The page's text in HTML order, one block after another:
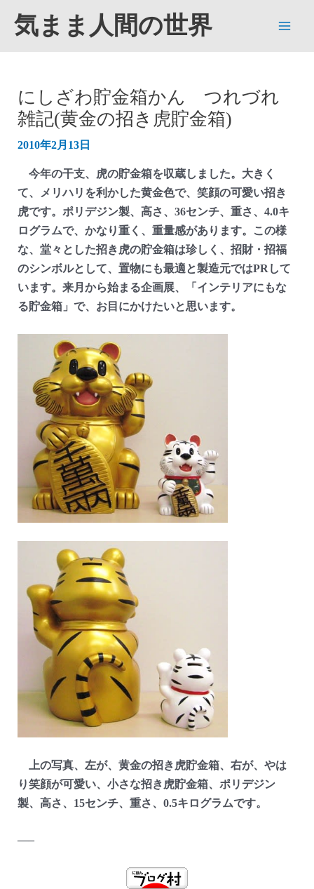
気まま人間の世界
にしざわ貯金箱かん つれづれ
雑記(黄金の招き虎貯金箱)
2010年2月13日
今年の干支、虎の貯金箱を収蔵しました。大きく
て、メリハリを利かした黄金色で、笑顔の可愛い招き
虎です。ポリデジン製、高さ、36センチ、重さ、4.0キ
ログラムで、かなり重く、重量感があります。この様
な、堂々とした招き虎の貯金箱は珍しく、招財・招福
のシンボルとして、置物にも最適と製造元ではPRして
います。来月から始まる企画展、「インテリアにもな
る貯金箱」で、お目にかけたいと思います。
上の写真、左が、黄金の招き虎貯金箱、右が、やは
り笑顔が可愛い、小さな招き虎貯金箱、ポリデジン
製、高さ、15センチ、重さ、0.5キログラムです。
—–